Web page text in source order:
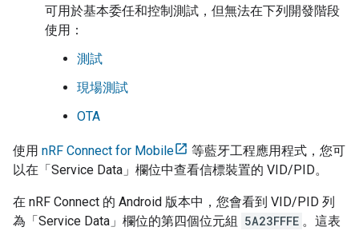
可用於基本委任和控制測試，但無法在下列開發階段
使用：
測試
現場測試
OTA
使用 nRF Connect for Mobile
等藍牙工程應用程式，您可
以在「Service Data」 欄位中查看信標裝置的 VID/PID。
在 nRF Connect 的 Android 版本中，您會看到 VID/PID 列
為「Service Data」 欄位的第四個位元組 5A23FFFE 。這表